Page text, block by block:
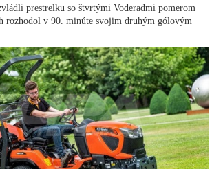
prestrelku so štvrtými Voderadmi pomerom
rozhodol v 90. minúte svojim druhým gólovým